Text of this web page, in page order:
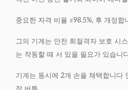
중요한 자격 비율 ≥98.5%, 후 개정합
그의 기계는 안전 회절격자 보호 시
는 작동할 때 서 있을 필요가 있습니
기계는 동시에 2개 손을 채택합니다